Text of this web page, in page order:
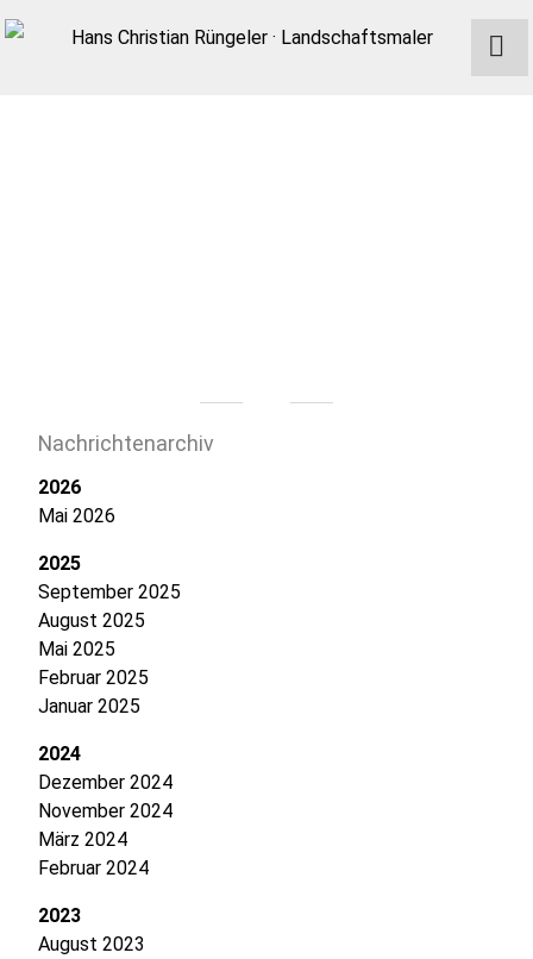
Nachrichtenarchiv
2026
Mai 2026
2025
September 2025
August 2025
Mai 2025
Februar 2025
Januar 2025
2024
Dezember 2024
November 2024
März 2024
Februar 2024
2023
August 2023